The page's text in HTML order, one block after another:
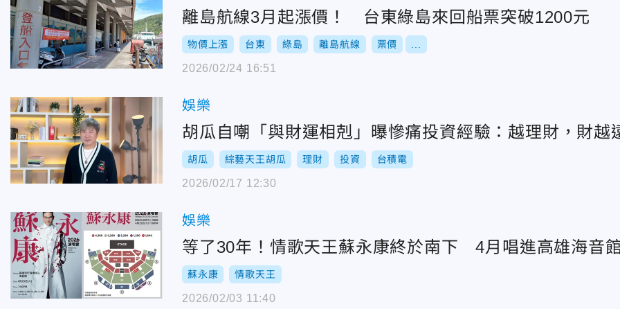
離島航線3月起漲價！ 台東綠島來回船票突破1200元
物價上漲 台東 綠島 離島航線 票價
2026/02/24 16:51
娛樂
胡瓜自嘲「與財運相剋」曝慘痛投資經驗：越理財，財越
胡瓜 綜藝天王胡瓜 理財 投資 台積電
2026/02/17 12:30
娛樂
等了30年！情歌天王蘇永康終於南下 4月唱進高雄海音
蘇永康 情歌天王
2026/02/03 11:40